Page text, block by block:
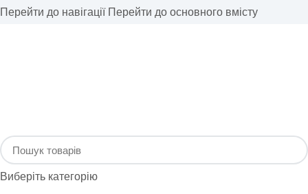
Перейти до навігації Перейти до основного вмісту
Виберіть категорію